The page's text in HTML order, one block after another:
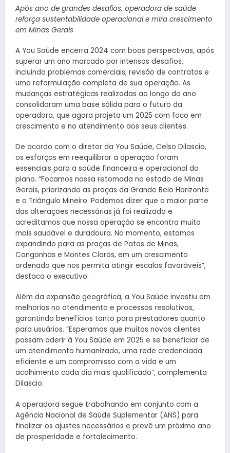
Após ano de grandes desafios, operadora de saúde
reforça sustentabilidade operacional e mira crescimento
em Minas Gerais
A You Saúde encerra 2024 com boas perspectivas, após
superar um ano marcado por intensos desafios,
incluindo problemas comerciais, revisão de contratos e
uma reformulação completa de sua operação. As
mudanças estratégicas realizadas ao longo do ano
consolidaram uma base sólida para o futuro da
operadora, que agora projeta um 2025 com foco em
crescimento e no atendimento aos seus clientes.
De acordo com o diretor da You Saúde, Celso Dilascio,
os esforços em reequilibrar a operação foram
essenciais para a saúde financeira e operacional do
plano. “Focamos nossa retomada no estado de Minas
Gerais, priorizando as praças da Grande Belo Horizonte
e o Triângulo Mineiro. Podemos dizer que a maior parte
das alterações necessárias já foi realizada e
acreditamos que nossa operação se encontra muito
mais saudável e duradoura. No momento, estamos
expandindo para as praças de Patos de Minas,
Congonhas e Montes Claros, em um crescimento
ordenado que nos permita atingir escalas favoráveis”,
destaca o executivo.
Além da expansão geográfica, a You Saúde investiu em
melhorias no atendimento e processos resolutivos,
garantindo benefícios tanto para prestadores quanto
para usuários. “Esperamos que muitos novos clientes
possam aderir à You Saúde em 2025 e se beneficiar de
um atendimento humanizado, uma rede credenciada
eficiente e um compromisso com a vida e um
acolhimento cada dia mais qualificado”, complementa
Dilascio.
A operadora segue trabalhando em conjunto com a
Agência Nacional de Saúde Suplementar (ANS) para
finalizar os ajustes necessários e prevê um próximo ano
de prosperidade e fortalecimento.